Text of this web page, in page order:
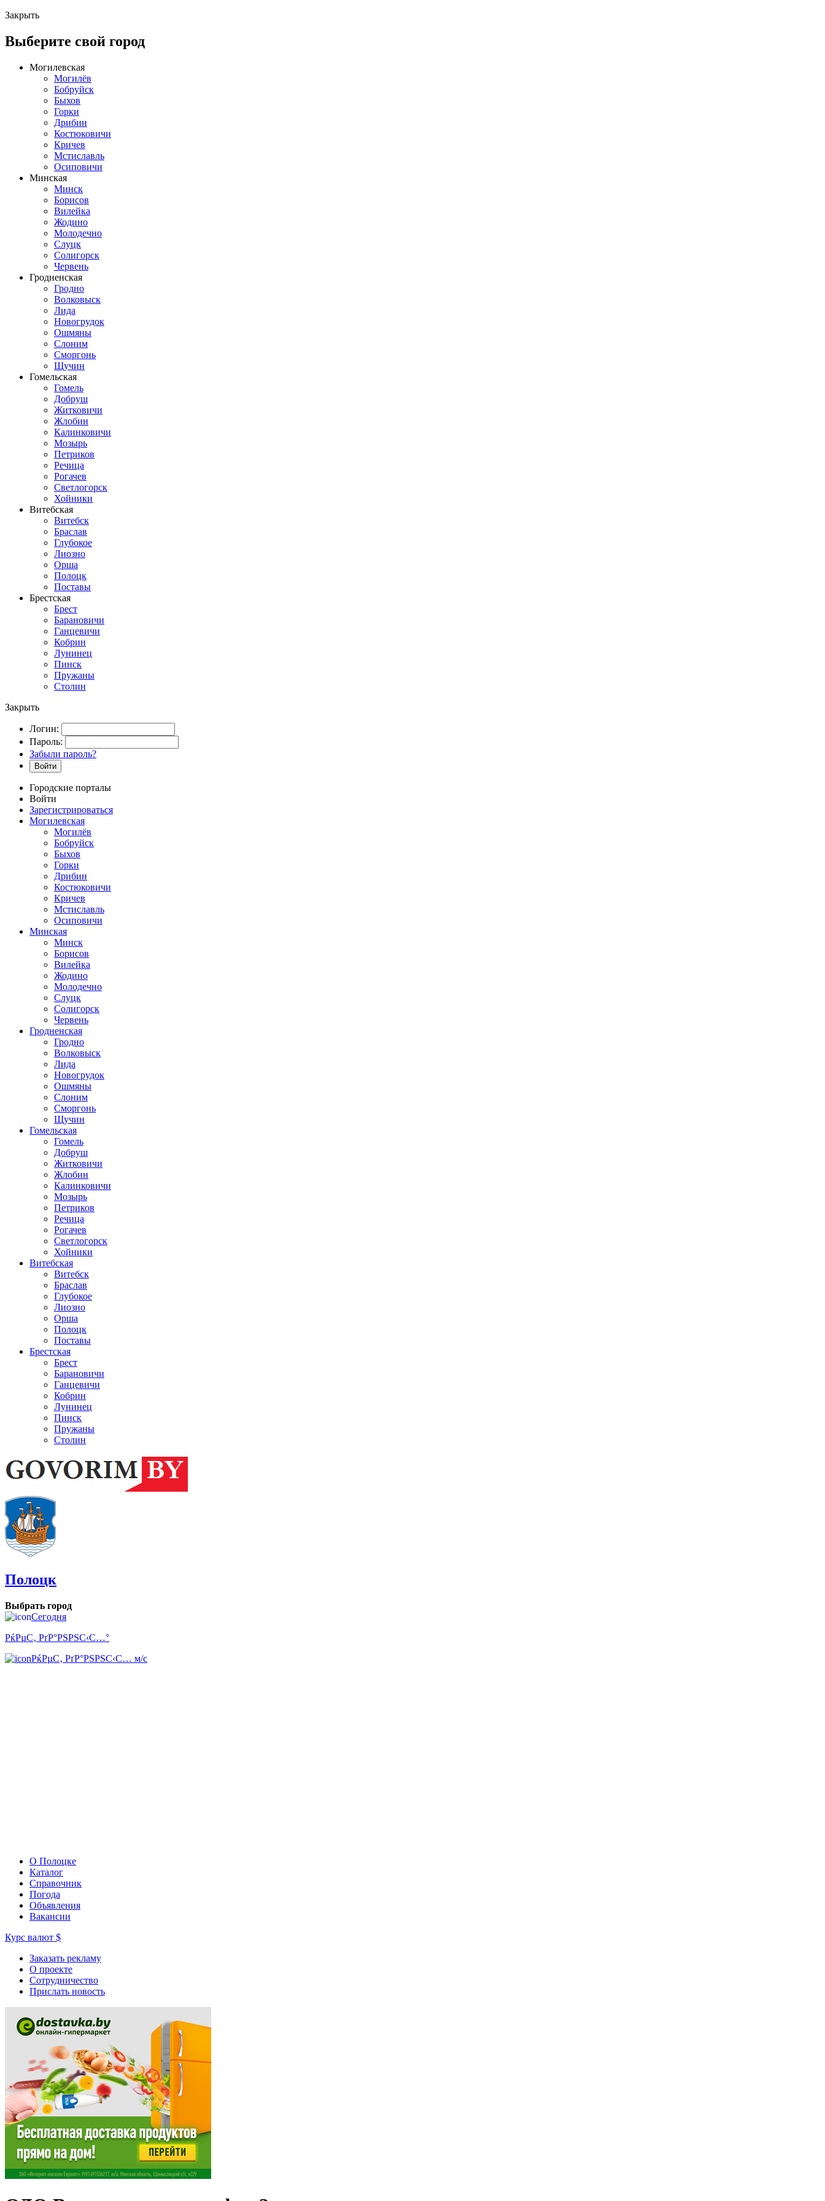
Закрыть
Выберите свой город
Могилевская
Могилёв
Бобруйск
Быхов
Горки
Дрибин
Костюковичи
Кричев
Мстиславль
Осиповичи
Минская
Минск
Борисов
Вилейка
Жодино
Молодечно
Слуцк
Солигорск
Червень
Гродненская
Гродно
Волковыск
Лида
Новогрудок
Ошмяны
Слоним
Сморгонь
Щучин
Гомельская
Гомель
Добруш
Житковичи
Жлобин
Калинковичи
Мозырь
Петриков
Речица
Рогачев
Светлогорск
Хойники
Витебская
Витебск
Браслав
Глубокое
Лиозно
Орша
Полоцк
Поставы
Брестская
Брест
Барановичи
Ганцевичи
Кобрин
Лунинец
Пинск
Пружаны
Столин
Закрыть
Логин:
Пароль:
Забыли пароль?
Войти
Городские порталы
Войти
Зарегистрироваться
Могилевская
Могилёв
Бобруйск
Быхов
Горки
Дрибин
Костюковичи
Кричев
Мстиславль
Осиповичи
Минская
Минск
Борисов
Вилейка
Жодино
Молодечно
Слуцк
Солигорск
Червень
Гродненская
Гродно
Волковыск
Лида
Новогрудок
Ошмяны
Слоним
Сморгонь
Щучин
Гомельская
Гомель
Добруш
Житковичи
Жлобин
Калинковичи
Мозырь
Петриков
Речица
Рогачев
Светлогорск
Хойники
Витебская
Витебск
Браслав
Глубокое
Лиозно
Орша
Полоцк
Поставы
Брестская
Брест
Барановичи
Ганцевичи
Кобрин
Лунинец
Пинск
Пружаны
Столин
Полоцк
Выбрать город
Сегодня
РќРµС‚ РґР°РЅРЅС‹С…°
РќРµС‚ РґР°РЅРЅС‹С… м/с
О Полоцке
Каталог
Справочник
Погода
Объявления
Вакансии
Курс валют $
Заказать рекламу
О проекте
Сотрудничество
Прислать новость